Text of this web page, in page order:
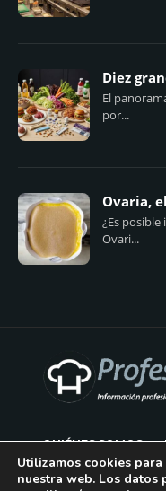
Diez
El
por...
Ovaria,
¿Es
Ovari...
QUIÉNES SOMOS
AVISO LEGAL
Utilizamos cookies
nuestra web. Los datos